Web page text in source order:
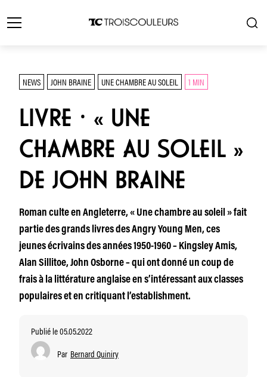
NEWS JOHN BRAINE UNE CHAMBRE AU SOLEIL 1 MIN
LIVRE ⸱ « UNE
CHAMBRE AU SOLEIL »
DE JOHN BRAINE
Roman culte en Angleterre, « Une chambre au soleil » fait
partie des grands livres des Angry Young Men, ces
jeunes écrivains des années 1950-1960 – Kingsley Amis,
Alan Sillitoe, John Osborne – qui ont donné un coup de
frais à la littérature anglaise en s’intéressant aux classes
populaires et en critiquant l’establishment.
Publié le 05.05.2022
Par Bernard Quiniry